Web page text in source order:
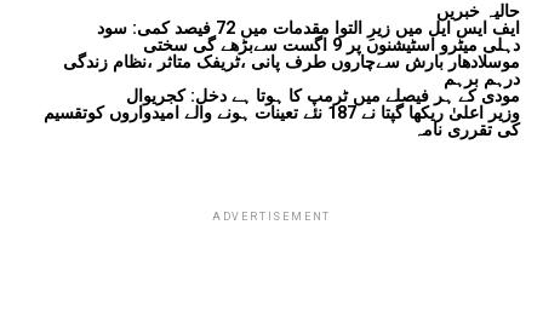
حالیہ خبریں
ایف ایس ایل میں زیرِ التوا مقدمات میں 72 فیصد کمی: سود
دہلی میٹرو اسٹیشنوں پر 9 اگست سےبڑھے گی سختی
موسلادھار بارش سےچاروں طرف پانی ،ٹریفک متاثر ،نظام زندگی
درہم برہم
مودی کے ہر فیصلے میں ٹرمپ کا ہوتا ہے دخل: کجریوال
وزیر اعلیٰ ریکھا گپتا نے 187 نئے تعینات ہونے والے امیدواروں کوتقسیم
کی تقرری نامہ
ADVERTISEMENT